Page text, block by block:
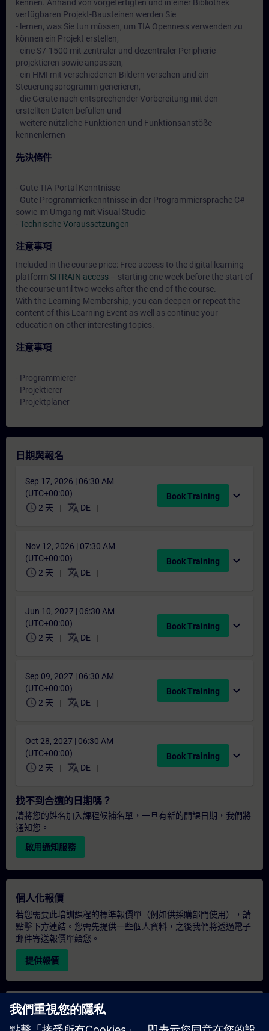
kennen. Anhand von vorgefertigten und in einer Bibliothek
verfügbaren Projekt-Bausteinen werden Sie
- lernen, was Sie tun müssen, um TIA Openness verwenden zu
können ein Projekt erstellen,
- eine S7-1500 mit zentraler und dezentraler Peripherie
projektieren sowie anpassen,
- ein HMI mit verschiedenen Bildern versehen und ein
Steuerungsprogramm generieren,
- die Geräte nach entsprechender Vorbereitung mit den
erstellten Daten befüllen und
- weitere nützliche Funktionen und Funktionsanstöße
kennenlernen
先決條件
- Gute TIA Portal Kenntnisse
- Gute Programmierkenntnisse in der Programmiersprache C#
sowie im Umgang mit Visual Studio
-Technische Voraussetzungen
注意事項
Included in the course price: Free access to the digital learning
platform SITRAIN access – starting one week before the start of
the course until two weeks after the end of the course.
With the Learning Membership, you can deepen or repeat the
content of this Learning Event as well as continue your
education on other interesting topics.
注意事項
- Programmierer
- Projektierer
- Projektplaner
日期與報名
Sep 17, 2026 | 06:30 AM
(UTC+00:00)
schedule 2 天 translate DE
Book Training expand_more
Nov 12, 2026 | 07:30 AM
(UTC+00:00)
schedule 2 天 translate DE
Book Training expand_more
Jun 10, 2027 | 06:30 AM
(UTC+00:00)
schedule 2 天 translate DE
Book Training expand_more
Sep 09, 2027 | 06:30 AM
(UTC+00:00)
schedule 2 天 translate DE
Book Training expand_more
Oct 28, 2027 | 06:30 AM
(UTC+00:00)
schedule 2 天 translate DE
Book Training expand_more
找不到合適的日期嗎？
請將您的姓名加入課程候補名單，一旦有新的開課日期，我們將
通知您。
啟用通知服務
個人化報價
若您需要此培訓課程的標準報價單（例如供採購部門使用），請
點擊下方連結。您需先提供一些個人資料，之後我們將透過電子
郵件寄送報價單給您。
提供報價
專屬培訓諮詢
若您需要針對專屬培訓課程（無論是現場、線上或於我們的